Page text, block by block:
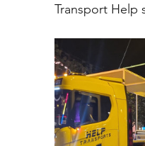
Transport Help